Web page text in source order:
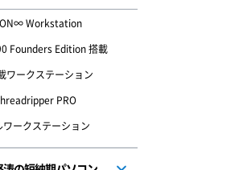
Workstation
Founders Edition 搭載
ワークステーション
PRO
ワークステーション